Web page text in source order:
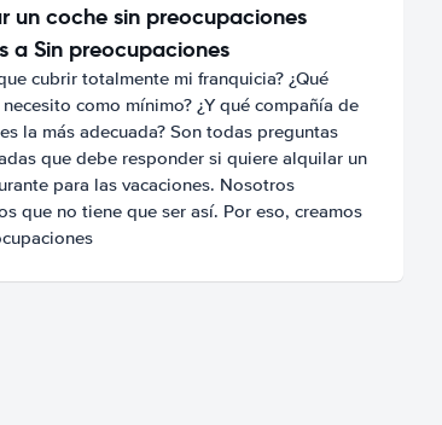
un coche sin preocupaciones
a Sin preocupaciones
cubrir totalmente mi franquicia? ¿Qué
como mínimo? ¿Y qué compañía de
la más adecuada? Son todas preguntas
que debe responder si quiere alquilar un
para las vacaciones. Nosotros
que no tiene que ser así. Por eso, creamos